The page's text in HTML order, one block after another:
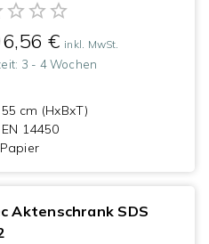
€ inkl. MwSt.
3 - 4 Wochen
cm (HxBxT)
14450
Aktenschrank SDS